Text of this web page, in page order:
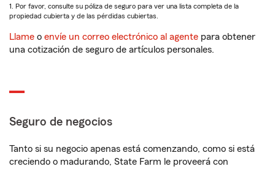
1. Por favor, consulte su póliza de seguro para ver una lista completa de la
propiedad cubierta y de las pérdidas cubiertas.
Llame o envíe un correo electrónico al agente para obtener
una cotización de seguro de artículos personales.
Seguro de negocios
Tanto si su negocio apenas está comenzando, como si está
creciendo o madurando, State Farm le proveerá con